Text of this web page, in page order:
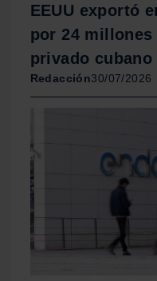
EEUU exportó
por 24
privado cubano
Redacción30/07/2026